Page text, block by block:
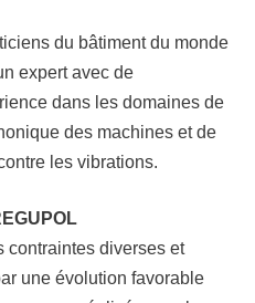
du bâtiment du monde
expert avec de
dans les domaines de
des machines et de
les vibrations.
contraintes diverses et
une évolution favorable